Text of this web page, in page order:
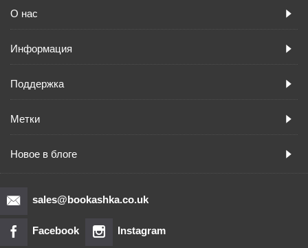
О нас
Информация
Поддержка
Метки
Новое в блоге
sales@bookashka.co.uk
Facebook Instagram